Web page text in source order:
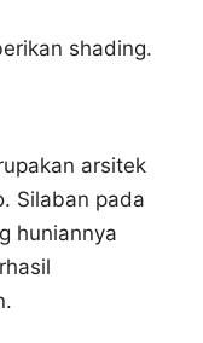
shading.
arsitek
Silaban pada
huniannya